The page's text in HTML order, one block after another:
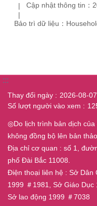
Cập nhật thông tin：
Bảo trì dữ liệu：
:::
Thay đổi ngày
2026-08-07
Số lượt người vào xem
◎Do lịch trình bản dịch
không đồng bộ lên bản
Địa chỉ cơ quan : số 1,
phố Đài Bắc 11008.
Điện thoại liên hệ : Sở Dân
1999 ＃1981, Sở Giáo Dục
Sở lao động 1999 ＃7038